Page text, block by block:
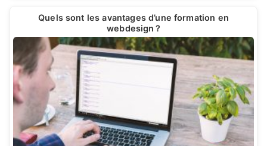
Quels sont les avantages d’une formation en
webdesign ?